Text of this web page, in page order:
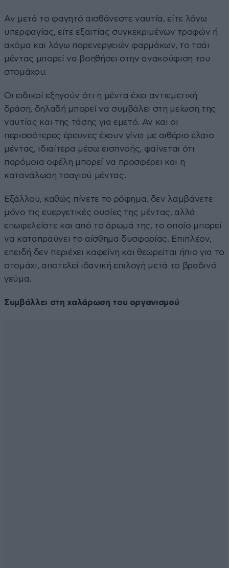
Αν μετά το φαγητό αισθάνεστε ναυτία, είτε λόγω
υπερφαγίας, είτε εξαιτίας συγκεκριμένων τροφών ή
ακόμα και λόγω παρενεργειών φαρμάκων, το τσάι
μέντας μπορεί να βοηθήσει στην ανακούφιση του
στομάχου.
Οι ειδικοί εξηγούν ότι η μέντα έχει αντιεμετική
δράση, δηλαδή μπορεί να συμβάλει στη μείωση της
ναυτίας και της τάσης για εμετό. Αν και οι
περισσότερες έρευνες έχουν γίνει με αιθέριο έλαιο
μέντας, ιδιαίτερα μέσω εισπνοής, φαίνεται ότι
παρόμοια οφέλη μπορεί να προσφέρει και η
κατανάλωση τσαγιού μέντας.
Εξάλλου, καθώς πίνετε το ρόφημα, δεν λαμβάνετε
μόνο τις ευεργετικές ουσίες της μέντας, αλλά
επωφελείστε και από το άρωμά της, το οποίο μπορεί
να καταπραΰνει το αίσθημα δυσφορίας. Επιπλέον,
επειδή δεν περιέχει καφεΐνη και θεωρείται ήπιο για το
στομάχι, αποτελεί ιδανική επιλογή μετά το βραδινό
γεύμα.
Συμβάλλει στη χαλάρωση του οργανισμού